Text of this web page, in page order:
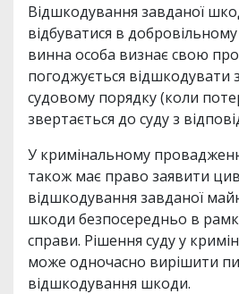
Відшкодування завданої
відбуватися в
винна особа визнає свою
погоджується відшкодувати
судовому порядку (коли
звертається до суду з
У кримінальному
також має право заявити
відшкодування завданої
шкоди безпосередньо в
справи. Рішення суду у
може одночасно вирішити
відшкодування шкоди.